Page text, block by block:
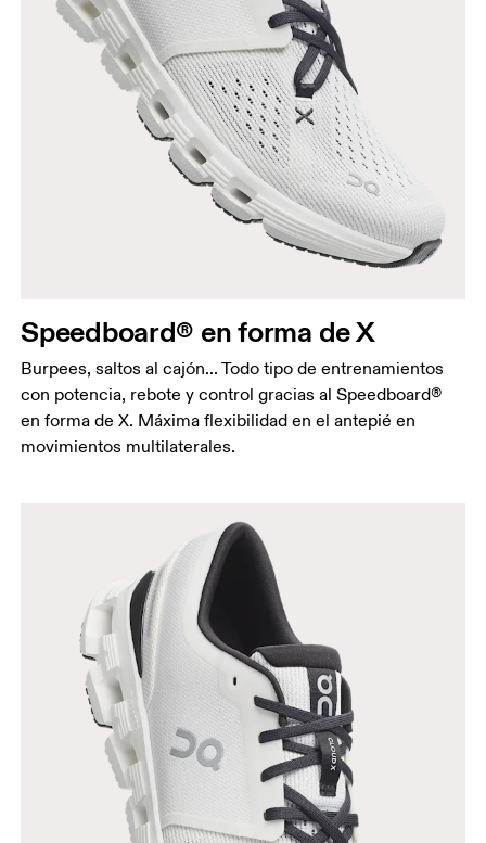
Speedboard® en forma de X
Burpees, saltos al cajón... Todo tipo de entrenamientos
con potencia, rebote y control gracias al Speedboard®
en forma de X. Máxima flexibilidad en el antepié en
movimientos multilaterales.